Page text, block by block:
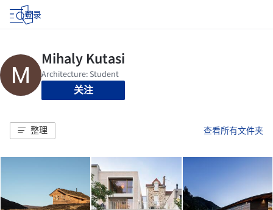
登录
关注
整理 查看所有文件夹